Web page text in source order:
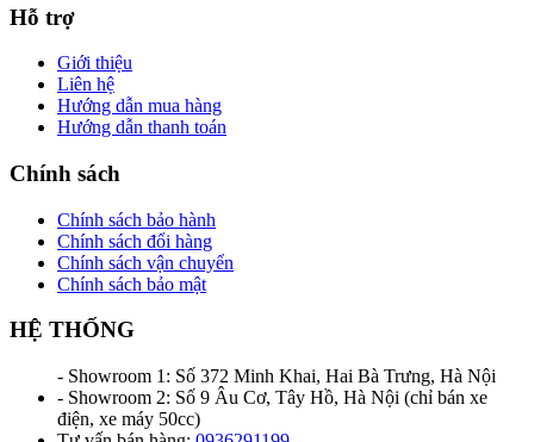
Hỗ trợ
Giới thiệu
Liên hệ
Hướng dẫn mua hàng
Hướng dẫn thanh toán
Chính sách
Chính sách bảo hành
Chính sách đổi hàng
Chính sách vận chuyển
Chính sách bảo mật
HỆ THỐNG
- Showroom 1: Số 372 Minh Khai, Hai Bà Trưng, Hà Nội
- Showroom 2: Số 9 Âu Cơ, Tây Hồ, Hà Nội (chỉ bán xe
điện, xe máy 50cc)